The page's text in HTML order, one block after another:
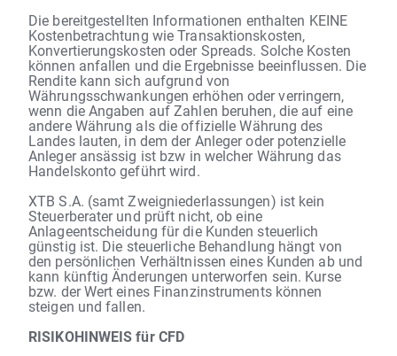
Die bereitgestellten Informationen enthalten KEINE
Kostenbetrachtung wie Transaktionskosten,
Konvertierungskosten oder Spreads. Solche Kosten
können anfallen und die Ergebnisse beeinflussen. Die
Rendite kann sich aufgrund von
Währungsschwankungen erhöhen oder verringern,
wenn die Angaben auf Zahlen beruhen, die auf eine
andere Währung als die offizielle Währung des
Landes lauten, in dem der Anleger oder potenzielle
Anleger ansässig ist bzw in welcher Währung das
Handelskonto geführt wird.
XTB S.A. (samt Zweigniederlassungen) ist kein
Steuerberater und prüft nicht, ob eine
Anlageentscheidung für die Kunden steuerlich
günstig ist. Die steuerliche Behandlung hängt von
den persönlichen Verhältnissen eines Kunden ab und
kann künftig Änderungen unterworfen sein. Kurse
bzw. der Wert eines Finanzinstruments können
steigen und fallen.
RISIKOHINWEIS für CFD